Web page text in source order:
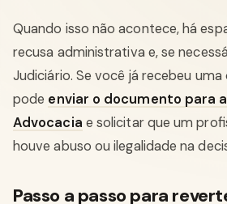
Quando isso não acontece, há
recusa administrativa e, se
Judiciário. Se você já recebeu
pode enviar o documento para
Advocacia e solicitar que um
houve abuso ou ilegalidade na
Passo a passo para